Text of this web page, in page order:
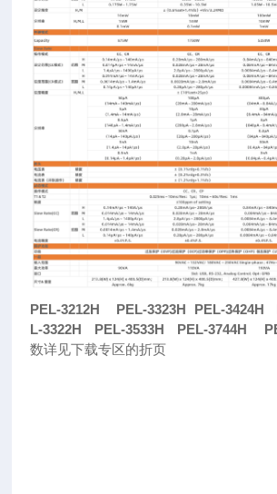
PEL-3212H PEL-3323H PEL-3424H
L-3322H PEL-3533H PEL-3744H
数详见下载专区的折页